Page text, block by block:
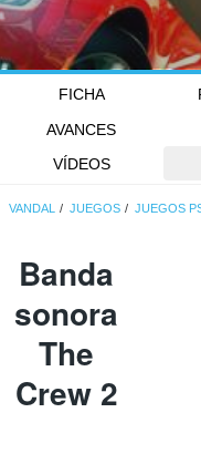
FICHA
AVANCES
VÍDEOS
VANDAL JUEGOS JUEGOS
Banda
sonora
The
Crew 2